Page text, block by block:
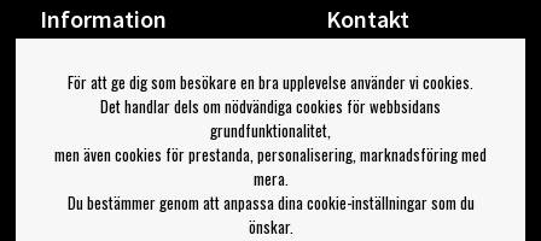
Information
Om Bengans
FAQ / Köp- & Leveransvillkor
Kontakt
Din sida
Logga ut
Jag vill ha tips från Bengans
För att ge dig som besökare en bra upplevelse använder vi cookies.
Det handlar dels om nödvändiga cookies för webbsidans
grundfunktionalitet,
men även cookies för prestanda, personalisering, marknadsföring med
mera.
Du bestämmer genom att anpassa dina cookie-inställningar som du
önskar.